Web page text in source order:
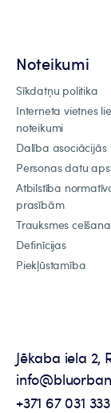
Noteikumi
Sīkdatņu politika
Interneta vietnes
noteikumi
Dalība asociācijās
Personas datu
Atbilstība
prasībām
Trauksmes celšana
Definīcijas
Piekļūstamība
Jēkaba iela 2,
+371 67 031 333